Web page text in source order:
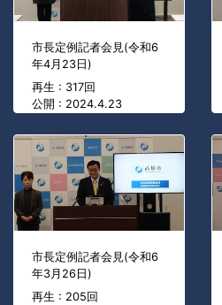
市長定例記者会見(令和6
年4月23日)
再生 : 317回
公開 : 2024.4.23
市長定例記者会見(令和6
年3月26日)
再生 : 205回